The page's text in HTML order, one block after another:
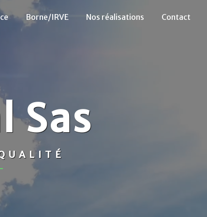
Borne/IRVE Nos réalisations Contact
Sas